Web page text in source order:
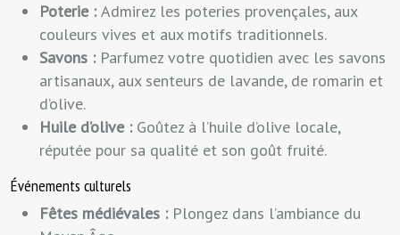
Poterie :Admirez les poteries provençales, aux
couleurs vives et aux motifs traditionnels.
Savons : Parfumez votre quotidien avec les savons
artisanaux, aux senteurs de lavande, de romarin et
d’olive.
Huile d’olive : Goûtez à l’huile d’olive locale,
réputée pour sa qualité et son goût fruité.
Événements culturels
Fêtes médiévales : Plongez dans l’ambiance du